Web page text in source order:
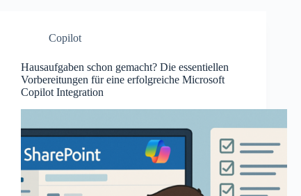
Copilot
Hausaufgaben schon gemacht? Die essentiellen
Vorbereitungen für eine erfolgreiche Microsoft
Copilot Integration